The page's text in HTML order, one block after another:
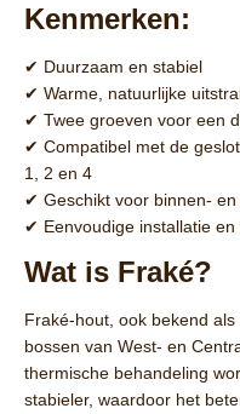
Kenmerken:
✔ Duurzaam en stabiel
✔ Warme, natuurlijke
✔ Twee groeven voor een
✔ Compatibel met de
1, 2 en 4
✔ Geschikt voor binnen-
✔ Eenvoudige installatie en
Wat is Fraké?
Fraké-hout , ook bekend als
bossen van West- en
thermische behandeling
stabieler, waardoor het